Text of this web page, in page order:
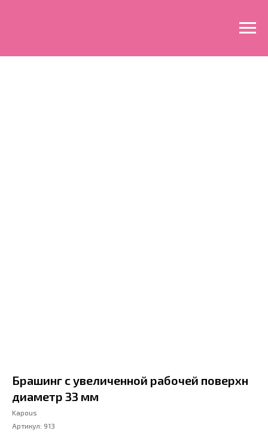
Брашинг с увеличенной рабочей поверхн
диаметр 33 мм
Kapous
Артикул: 913